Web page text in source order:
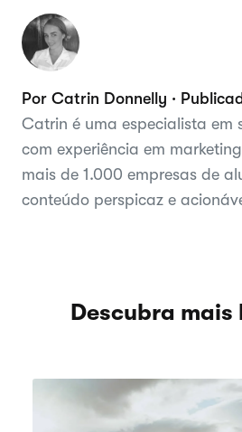
Por Catrin Donnelly ·
Catrin é uma especialista em
com experiência em
mais de 1.000 empresas de
conteúdo perspicaz e
Descubra mais